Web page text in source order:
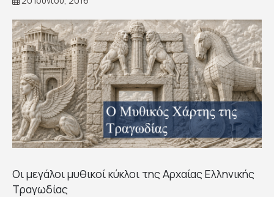
Οι μεγάλοι μυθικοί κύκλοι της Αρχαίας Ελληνικής
Τραγωδίας